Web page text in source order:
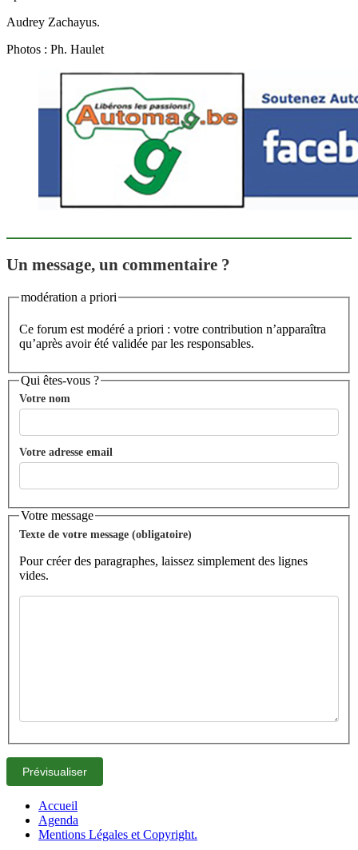
Audrey Zachayus.
Photos : Ph. Haulet
Un message, un commentaire ?
modération a priori
Ce forum est modéré a priori : votre contribution n’apparaîtra
qu’après avoir été validée par les responsables.
Qui êtes-vous ?
Votre nom
Votre adresse email
Votre message
Texte de votre message (obligatoire)
Pour créer des paragraphes, laissez simplement des lignes
vides.
Accueil
Agenda
Mentions Légales et Copyright.